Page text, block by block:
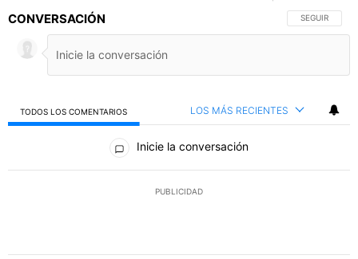
CONVERSACIÓN SIGA ESTA
SEGUIR
TODOS LOS COMENTARIOS LOS MÁS RECIENTES
Todos los comentarios
Inicie la conversación
PUBLICIDAD